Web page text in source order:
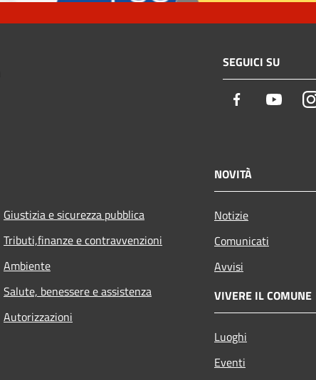
SEGUICI SU
Facebook
Giustizia e sicurezza pubblica
Tributi,finanze e contravvenzioni
Ambiente
Salute, benessere e assistenza
Autorizzazioni
NOVITÀ
Notizie
Comunicati
Avvisi
VIVERE IL COMUNE
Luoghi
Eventi